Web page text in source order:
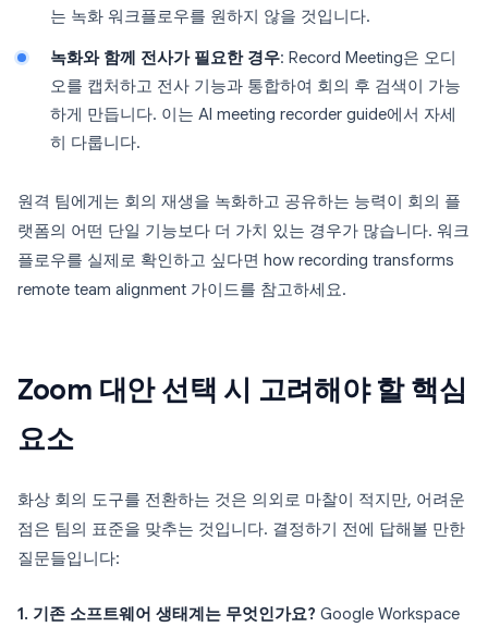
는 녹화 워크플로우를 원하지 않을 것입니다.
녹화와 함께 전사가 필요한 경우: Record Meeting은 오디
오를 캡처하고 전사 기능과 통합하여 회의 후 검색이 가능
하게 만듭니다. 이는 AI meeting recorder guide에서 자세
히 다룹니다.
원격 팀에게는 회의 재생을 녹화하고 공유하는 능력이 회의 플
랫폼의 어떤 단일 기능보다 더 가치 있는 경우가 많습니다. 워크
플로우를 실제로 확인하고 싶다면 how recording transforms
remote team alignment 가이드를 참고하세요.
Zoom 대안 선택 시 고려해야 할 핵심
요소
화상 회의 도구를 전환하는 것은 의외로 마찰이 적지만, 어려운
점은 팀의 표준을 맞추는 것입니다. 결정하기 전에 답해볼 만한
질문들입니다:
1. 기존 소프트웨어 생태계는 무엇인가요? Google Workspace